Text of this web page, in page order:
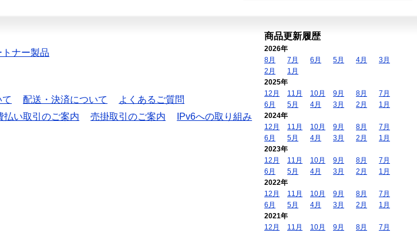
トナー製品
配送・決済について
よくあるご質問
払い取引のご案内 売掛取引のご案内
IPv6への取り組み
商品更新履歴
2026年
8月
7月 6月 5月 4月
3月
2月
1月
2025年
12月
11月 10月 9月 8月
7月
6月
5月 4月 3月 2月
1月
2024年
12月
11月 10月 9月 8月
7月
6月
5月 4月 3月 2月
1月
2023年
12月
11月 10月 9月 8月
7月
6月
5月 4月 3月 2月
1月
2022年
12月
11月 10月 9月 8月
7月
6月
5月 4月 3月 2月
1月
2021年
12月
11月 10月 9月 8月
7月